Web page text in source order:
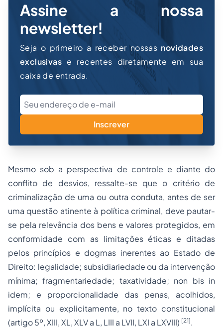
Assine a nossa
newsletter!
Seja o primeiro a receber nossas novidades
exclusivas e recentes diretamente em sua
caixa de entrada.
Inscrever
Mesmo sob a perspectiva de controle e diante do
conflito de desvios, ressalte-se que o critério de
criminalização de uma ou outra conduta, antes de ser
uma questão atinente à política criminal, deve pautar-
se pela relevância dos bens e valores protegidos, em
conformidade com as limitações éticas e ditadas
pelos princípios e dogmas inerentes ao Estado de
Direito: legalidade; subsidiariedade ou da intervenção
mínima; fragmentariedade; taxatividade; non bis in
idem; e proporcionalidade das penas, acolhidos,
implícita ou explicitamente, no texto constitucional
(artigo 5º, XIII, XL, XLV a L, LIII a LVII, LXI a LXVIII) [21].